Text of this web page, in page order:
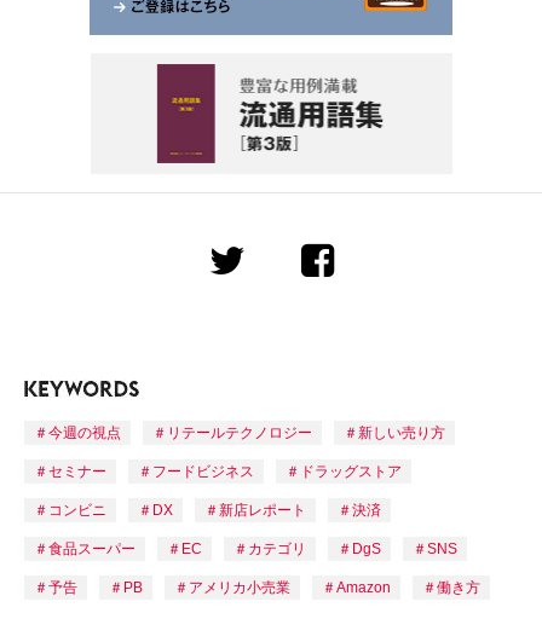
今週の視点 リテールテクノロジー 新しい売り方
セミナー フードビジネス ドラッグストア
コンビニ DX 新店レポート 決済
食品スーパー EC カテゴリ DgS SNS
予告 PB アメリカ小売業 Amazon 働き方